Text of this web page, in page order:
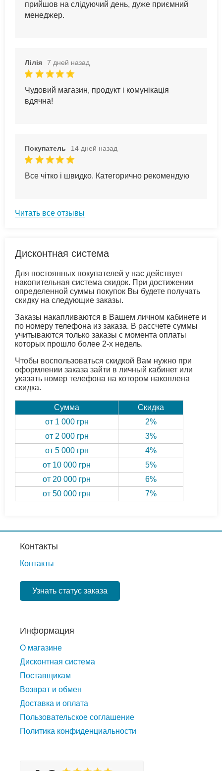
прийшов на слідуючий день, дуже приємний
менеджер.
Лілія 7 дней назад
Чудовий магазин, продукт і комунікація
вдячна!
Покупатель 14 дней назад
Все чітко і швидко. Категорично рекомендую
Читать все отзывы
Дисконтная система
Для постоянных покупателей у нас действует
накопительная система скидок. При достижении
определенной суммы покупок Вы будете получать
скидку на следующие заказы.
Заказы накапливаются в Вашем личном кабинете и
по номеру телефона из заказа. В рассчете суммы
учитываются только заказы с момента оплаты
которых прошло более 2-х недель.
Чтобы воспользоваться скидкой Вам нужно при
оформлении заказа зайти в личный кабинет или
указать номер телефона на котором накоплена
скидка.
Сумма
Скидка
от 1 000 грн
2%
от 2 000 грн
3%
от 5 000 грн
4%
от 10 000 грн
5%
от 20 000 грн
6%
от 50 000 грн
7%
Контакты
Контакты
Узнать статус заказа
Информация
О магазине
Дисконтная система
Поставщикам
Возврат и обмен
Доставка и оплата
Пользовательское соглашение
Политика конфиденциальности